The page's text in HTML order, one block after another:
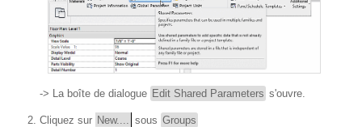
-> La boîte de dialogue Edit Shared Parameters s'ouvre.
Cliquez sur New.... sous Groups